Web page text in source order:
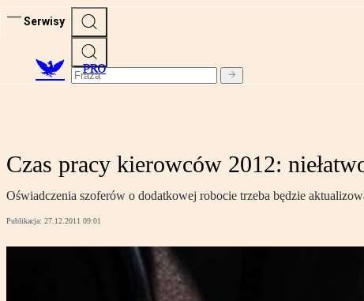
Serwisy
PRO
Czas pracy kierowców 2012:
Oświadczenia szoferów o dodatkowej robocie trzeba będzie
Publikacja: 27.12.2011 09:01